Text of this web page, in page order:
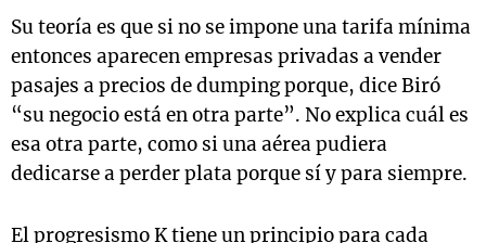
Su teoría es que si no se impone una tarifa mínima
entonces aparecen empresas privadas a vender
pasajes a precios de dumping porque, dice Biró
“su negocio está en otra parte”. No explica cuál es
esa otra parte, como si una aérea pudiera
dedicarse a perder plata porque sí y para siempre.
El progresismo K tiene un principio para cada